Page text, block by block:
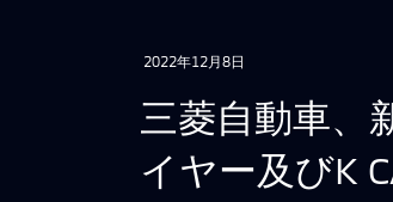
2022年12月8日
三菱自動車、
イヤー及びK